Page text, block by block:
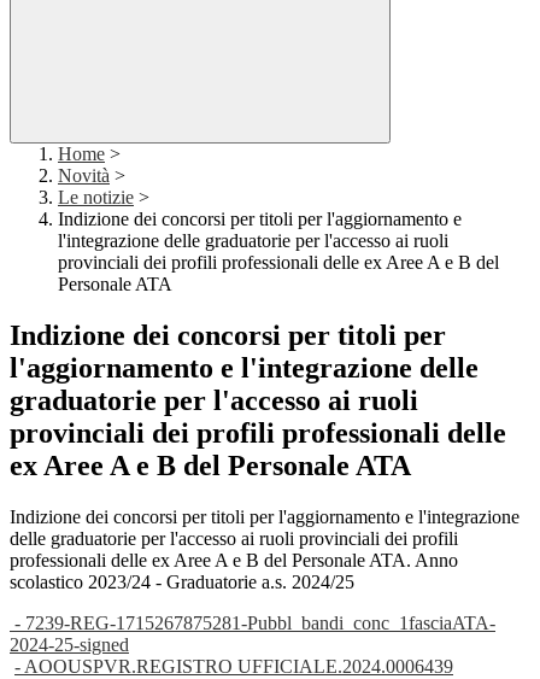
Home >
Novità >
Le notizie >
Indizione dei concorsi per titoli per l'aggiornamento e
l'integrazione delle graduatorie per l'accesso ai ruoli
provinciali dei profili professionali delle ex Aree A e B del
Personale ATA
Indizione dei concorsi per titoli per
l'aggiornamento e l'integrazione delle
graduatorie per l'accesso ai ruoli
provinciali dei profili professionali delle
ex Aree A e B del Personale ATA
Indizione dei concorsi per titoli per l'aggiornamento e l'integrazione
delle graduatorie per l'accesso ai ruoli provinciali dei profili
professionali delle ex Aree A e B del Personale ATA. Anno
scolastico 2023/24 - Graduatorie a.s. 2024/25
- 7239-REG-1715267875281-Pubbl_bandi_conc_1fasciaATA-
2024-25-signed
- AOOUSPVR.REGISTRO UFFICIALE.2024.0006439